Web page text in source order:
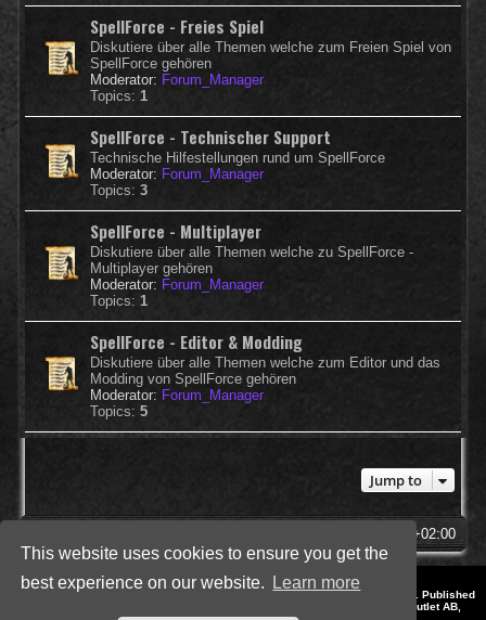
This website uses cookies to ensure you get the
best experience on our website.
Learn more
SpellForce - Freies Spiel
Diskutiere über alle Themen welche zum Freien Spiel von
SpellForce gehören
Moderator: Forum_Manager
Topics: 1
SpellForce - Technischer Support
Technische Hilfestellungen rund um SpellForce
Moderator: Forum_Manager
Topics: 3
SpellForce - Multiplayer
Diskutiere über alle Themen welche zu SpellForce -
Multiplayer gehören
Moderator: Forum_Manager
Topics: 1
SpellForce - Editor & Modding
Diskutiere über alle Themen welche zum Editor und das
Modding von SpellForce gehören
Moderator: Forum_Manager
Topics: 5
Jump to
UTC+02:00
Style by IT-Huskys for
© 2014-2023 by THQNordic GmbH, Austria. Published
by THQNordic GmbH. SpellForce is a registered trademark of GO Game Outlet AB,